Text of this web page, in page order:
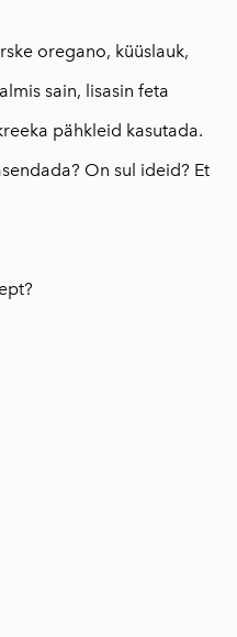
oregano, küüslauk,
sain, lisasin feta
pähkleid kasutada.
On sul ideid? Et